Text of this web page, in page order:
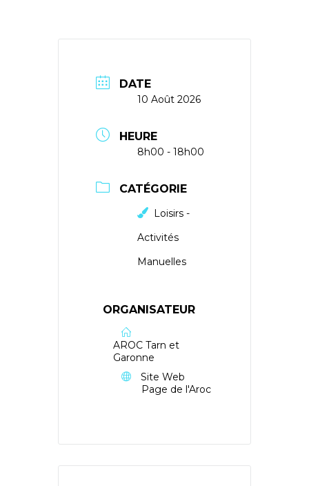
DATE
10 Août 2026
HEURE
8h00 - 18h00
CATÉGORIE
Loisirs -
Activités
Manuelles
ORGANISATEUR
AROC Tarn et
Garonne
Site Web
Page de l'Aroc